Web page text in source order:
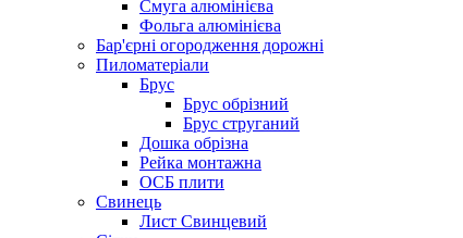
Смуга алюмінієва
Фольга алюмінієва
Бар'єрні огородження дорожні
Пиломатеріали
Брус
Брус обрізний
Брус струганий
Дошка обрізна
Рейка монтажна
ОСБ плити
Cвинець
Лист Свинцевий